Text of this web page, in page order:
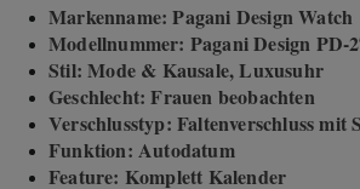
Markenname: Pagani Design Watch
Modellnummer: Pagani Design PD-
Stil: Mode & Kausale, Luxusuhr
Geschlecht: Frauen beobachten
Verschlusstyp: Faltenverschluss mit
Funktion: Autodatum
Feature: Komplett Kalender